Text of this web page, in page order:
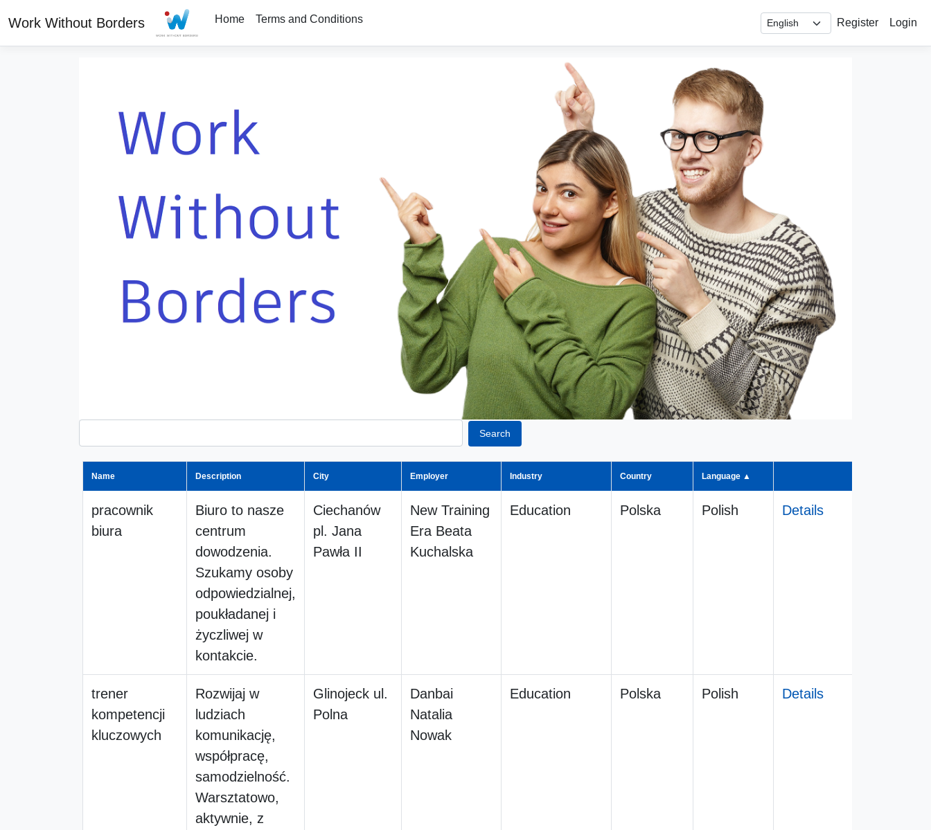
Work Without Borders Home Terms and Conditions Register Login
Search
Name Description City Employer Industry Country Language ▲
pracownik
biura
Biuro to nasze
centrum
dowodzenia.
Szukamy osoby
odpowiedzialnej,
poukładanej i
życzliwej w
kontakcie.
Ciechanów
pl. Jana
Pawła II
New Training
Era Beata
Kuchalska
Education Polska Polish Details
trener
kompetencji
kluczowych
Rozwijaj w
ludziach
komunikację,
współpracę,
samodzielność.
Warsztatowo,
aktywnie, z
Glinojeck ul.
Polna
Danbai
Natalia
Nowak
Education Polska Polish Details